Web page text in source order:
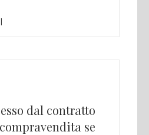
dal contratto
se